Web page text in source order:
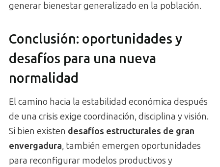
generar bienestar generalizado en la población.
Conclusión: oportunidades y
desafíos para una nueva
normalidad
El camino hacia la estabilidad económica después
de una crisis exige coordinación, disciplina y visión.
Si bien existen desafíos estructurales de gran
envergadura, también emergen oportunidades
para reconfigurar modelos productivos y